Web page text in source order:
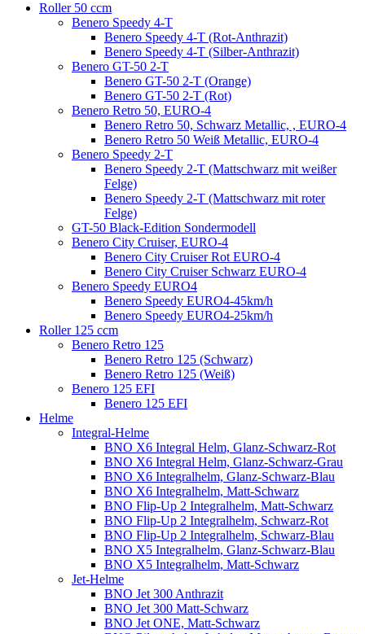
Roller 50 ccm
Benero Speedy 4-T
Benero Speedy 4-T (Rot-Anthrazit)
Benero Speedy 4-T (Silber-Anthrazit)
Benero GT-50 2-T
Benero GT-50 2-T (Orange)
Benero GT-50 2-T (Rot)
Benero Retro 50, EURO-4
Benero Retro 50, Schwarz Metallic, , EURO-4
Benero Retro 50 Weiß Metallic, EURO-4
Benero Speedy 2-T
Benero Speedy 2-T (Mattschwarz mit weißer
Felge)
Benero Speedy 2-T (Mattschwarz mit roter
Felge)
GT-50 Black-Edition Sondermodell
Benero City Cruiser, EURO-4
Benero City Cruiser Rot EURO-4
Benero City Cruiser Schwarz EURO-4
Benero Speedy EURO4
Benero Speedy EURO4-45km/h
Benero Speedy EURO4-25km/h
Roller 125 ccm
Benero Retro 125
Benero Retro 125 (Schwarz)
Benero Retro 125 (Weiß)
Benero 125 EFI
Benero 125 EFI
Helme
Integral-Helme
BNO X6 Integral Helm, Glanz-Schwarz-Rot
BNO X6 Integral Helm, Glanz-Schwarz-Grau
BNO X6 Integralhelm, Glanz-Schwarz-Blau
BNO X6 Integralhelm, Matt-Schwarz
BNO Flip-Up 2 Integralhelm, Matt-Schwarz
BNO Flip-Up 2 Integralhelm, Schwarz-Rot
BNO Flip-Up 2 Integralhelm, Schwarz-Blau
BNO X5 Integralhelm, Glanz-Schwarz-Blau
BNO X5 Integralhelm, Matt-Schwarz
Jet-Helme
BNO Jet 300 Anthrazit
BNO Jet 300 Matt-Schwarz
BNO Jet ONE, Matt-Schwarz